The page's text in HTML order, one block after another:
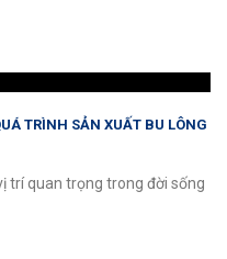
TRÌNH SẢN XUẤT BU LÔNG
trí quan trọng trong đời sống